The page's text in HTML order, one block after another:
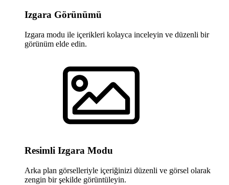
Izgara Görünümü
Izgara modu ile içerikleri kolayca inceleyin ve düzenli bir
görünüm elde edin.
Resimli Izgara Modu
Arka plan görselleriyle içeriğinizi düzenli ve görsel olarak
zengin bir şekilde görüntüleyin.